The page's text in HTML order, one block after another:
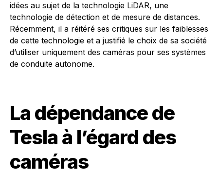
idées au sujet de la technologie LiDAR, une
technologie de détection et de mesure de distances.
Récemment, il a réitéré ses critiques sur les faiblesses
de cette technologie et a justifié le choix de sa société
d’utiliser uniquement des caméras pour ses systèmes
de conduite autonome.
La dépendance de
Tesla à l’égard des
caméras